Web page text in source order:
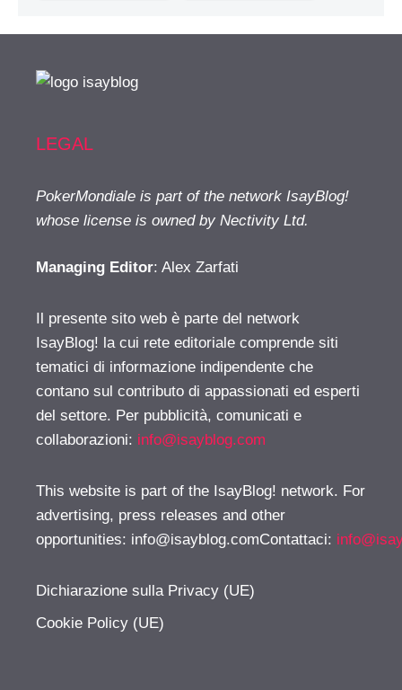
LEGAL
PokerMondiale is part of the network IsayBlog!
whose license is owned by Nectivity Ltd.
Managing Editor: Alex Zarfati
Il presente sito web è parte del network
IsayBlog! la cui rete editoriale comprende siti
tematici di informazione indipendente che
contano sul contributo di appassionati ed esperti
del settore. Per pubblicità, comunicati e
collaborazioni: info@isayblog.com
This website is part of the IsayBlog! network. For
advertising, press releases and other
opportunities: info@isayblog.comContattaci:
Dichiarazione sulla Privacy (UE)
Cookie Policy (UE)